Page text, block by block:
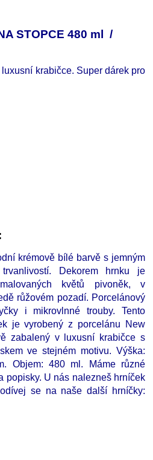
STOPCE 480 ml /
krabičce. Super dárek pro
krémově bílé barvě s jemným
Dekorem hrnku je
květů pivoněk, v
růžovém pozadí. Porcelánový
i mikrovlnné trouby. Tento
je vyrobený z porcelánu New
zabalený v luxusní krabičce s
ve stejném motivu. Výška:
Objem: 480 ml. Máme různé
popisky. U nás nalezneš hrníček
se na naše další hrníčky: